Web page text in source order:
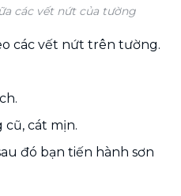
các vết nứt của tường
các vết nứt trên tường.
cũ, cát mịn.
đó bạn tiến hành sơn